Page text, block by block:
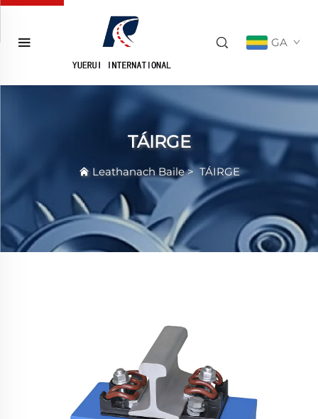
GA
TÁIRGE
Leathanach Baile>TÁIRGE